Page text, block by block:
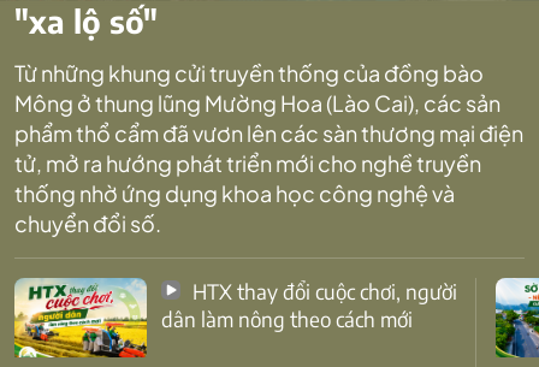
"xa lộ số"
Từ những khung cửi truyền thống của đồng bào
Mông ở thung lũng Mường Hoa (Lào Cai), các sản
phẩm thổ cẩm đã vươn lên các sàn thương mại điện
tử, mở ra hướng phát triển mới cho nghề truyền
thống nhờ ứng dụng khoa học công nghệ và
chuyển đổi số.
dân làm nông theo cách mới